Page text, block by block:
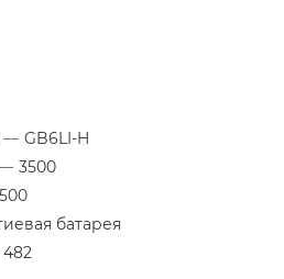
— GB6LI-H
3500
500
батарея
482